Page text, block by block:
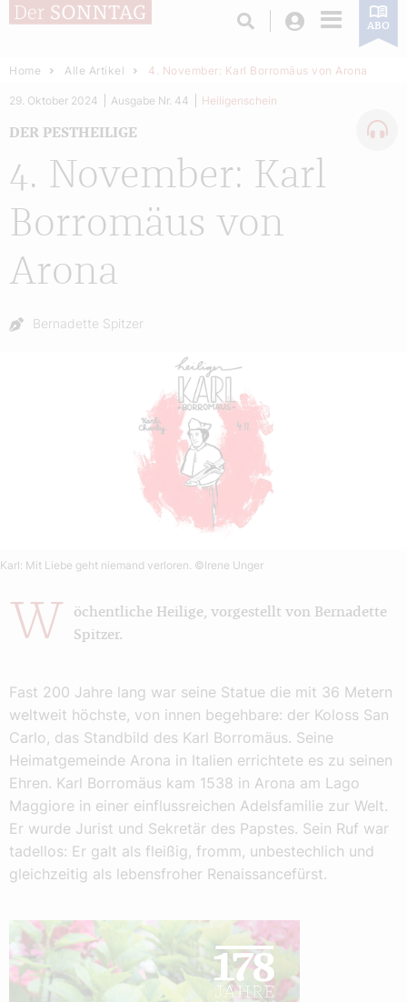
Login ABO
Home Alle Artikel 4. November: Karl Borromäus von Arona
4. November: Karl
Borromäus von
Arona
DER PESTHEILIGE
29. Oktober 2024 Ausgabe Nr. 44 Heiligenschein
Autor:
Bernadette Spitzer
Karl: Mit Liebe geht niemand verloren. ©Irene Unger
W
öchentliche Heilige, vorgestellt von Bernadette
Spitzer.
Fast 200 Jahre lang war seine Statue die mit 36 Metern
weltweit höchste, von innen begehbare: der Koloss San
Carlo, das Standbild des Karl Borromäus. Seine
Heimatgemeinde Arona in Italien errichtete es zu seinen
Ehren. Karl Borromäus kam 1538 in Arona am Lago
Maggiore in einer einflussreichen Adelsfamilie zur Welt.
Er wurde Jurist und Sekretär des Papstes. Sein Ruf war
tadellos: Er galt als fleißig, fromm, unbestechlich und
gleichzeitig als lebensfroher Renaissancefürst.